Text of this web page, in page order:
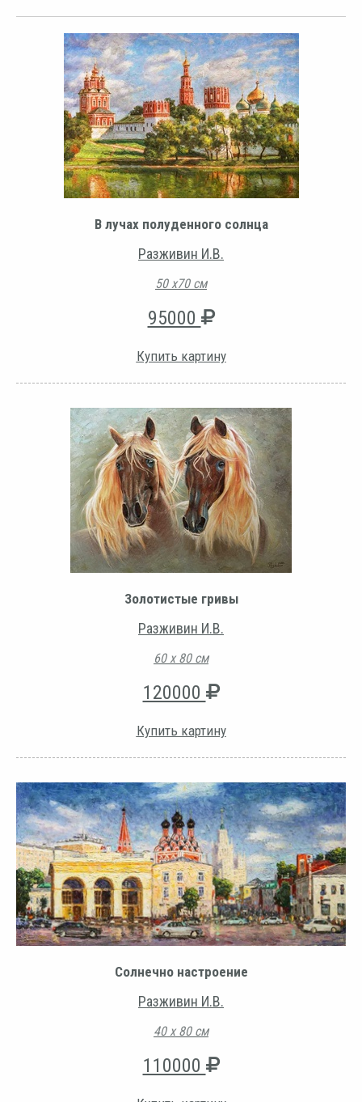
В лучах полуденного солнца
Разживин И.В.
50 х70 см
95000
Купить картину
Золотистые гривы
Разживин И.В.
60 х 80 см
120000
Купить картину
Солнечно настроение
Разживин И.В.
40 х 80 см
110000